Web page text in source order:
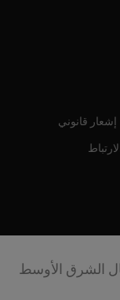
إشعار قانوني
© 2026 كونتيننتال الشرق الأوسط